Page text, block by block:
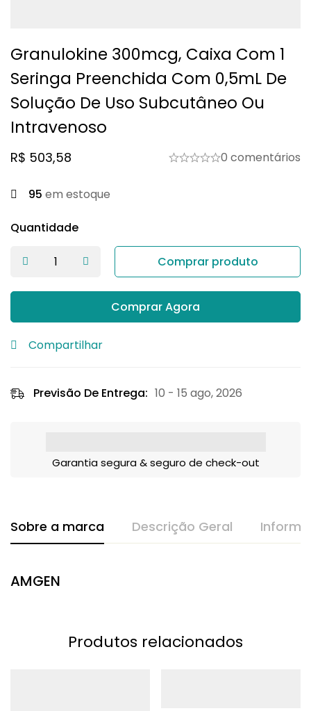
Granulokine 300mcg, Caixa Com 1
Seringa Preenchida Com 0,5mL De
Solução De Uso Subcutâneo Ou
Intravenoso
R$ 503,58 0 comentários
95 em estoque
Quantidade
Comprar produto
Comprar Agora
Compartilhar
Previsão De Entrega: 10 - 15 ago, 2026
Garantia segura & seguro de check-out
Sobre a marca Descrição Geral
AMGEN
Produtos relacionados